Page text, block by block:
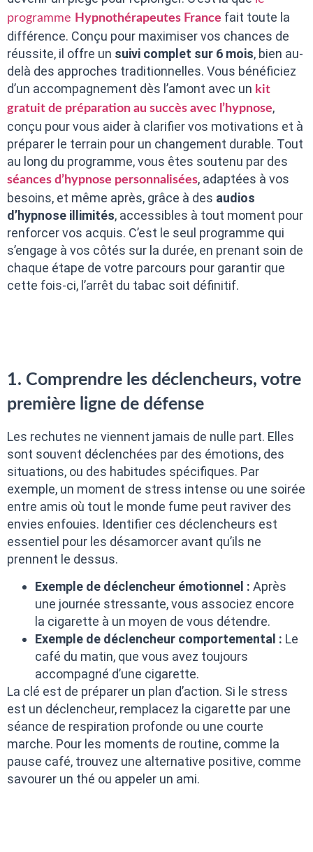
programme Hypnothérapeutes France fait toute la
différence. Conçu pour maximiser vos chances de
réussite, il offre un suivi complet sur 6 mois, bien au-
delà des approches traditionnelles. Vous bénéficiez
d’un accompagnement dès l’amont avec un kit
gratuit de préparation au succès avec l’hypnose,
conçu pour vous aider à clarifier vos motivations et à
préparer le terrain pour un changement durable. Tout
au long du programme, vous êtes soutenu par des
séances d’hypnose personnalisées, adaptées à vos
besoins, et même après, grâce à des audios
d’hypnose illimités, accessibles à tout moment pour
renforcer vos acquis. C’est le seul programme qui
s’engage à vos côtés sur la durée, en prenant soin de
chaque étape de votre parcours pour garantir que
cette fois-ci, l’arrêt du tabac soit définitif.
1. Comprendre les déclencheurs, votre
première ligne de défense
Les rechutes ne viennent jamais de nulle part. Elles
sont souvent déclenchées par des émotions, des
situations, ou des habitudes spécifiques. Par
exemple, un moment de stress intense ou une soirée
entre amis où tout le monde fume peut raviver des
envies enfouies. Identifier ces déclencheurs est
essentiel pour les désamorcer avant qu’ils ne
prennent le dessus.
Exemple de déclencheur émotionnel : Après
une journée stressante, vous associez encore
la cigarette à un moyen de vous détendre.
Exemple de déclencheur comportemental : Le
café du matin, que vous avez toujours
accompagné d’une cigarette.
La clé est de préparer un plan d’action. Si le stress
est un déclencheur, remplacez la cigarette par une
séance de respiration profonde ou une courte
marche. Pour les moments de routine, comme la
pause café, trouvez une alternative positive, comme
savourer un thé ou appeler un ami.